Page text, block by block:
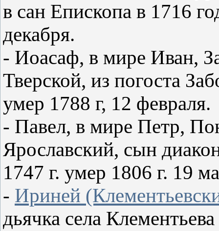
в сан Епископа в 1716
декабря.
- Иоасаф, в мире Иван,
Тверской, из погоста
умер 1788 г, 12 февраля.
- Павел, в мире Петр,
Ярославский, сын
1747 г. умер 1806 г. 19
- Ириней
дьячка села